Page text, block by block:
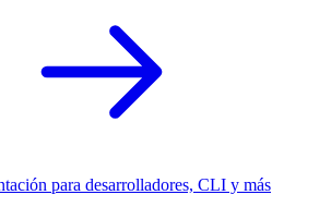
para desarrolladores, CLI y más